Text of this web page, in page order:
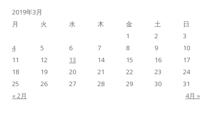
2019年3月
月
火 水 木 金 土
日
1
2
3
4
5 6 7 8 9
10
11
12 13 14 15 16
17
18
19 20 21 22 23
24
25
26 27 28 29 30
31
« 2月
4月 »